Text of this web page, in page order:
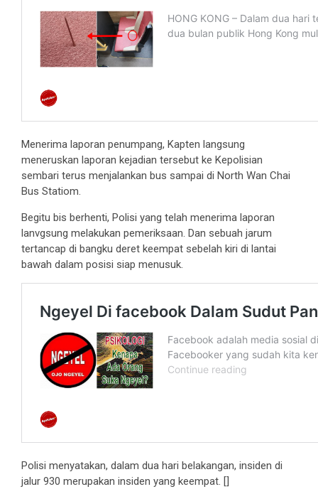
Menerima laporan penumpang, Kapten langsung
meneruskan laporan kejadian tersebut ke Kepolisian
sembari terus menjalankan bus sampai di North Wan Chai
Bus Statiom.
Begitu bis berhenti, Polisi yang telah menerima laporan
lanvgsung melakukan pemeriksaan. Dan sebuah jarum
tertancap di bangku deret keempat sebelah kiri di lantai
bawah dalam posisi siap menusuk.
Polisi menyatakan, dalam dua hari belakangan, insiden di
jalur 930 merupakan insiden yang keempat. []